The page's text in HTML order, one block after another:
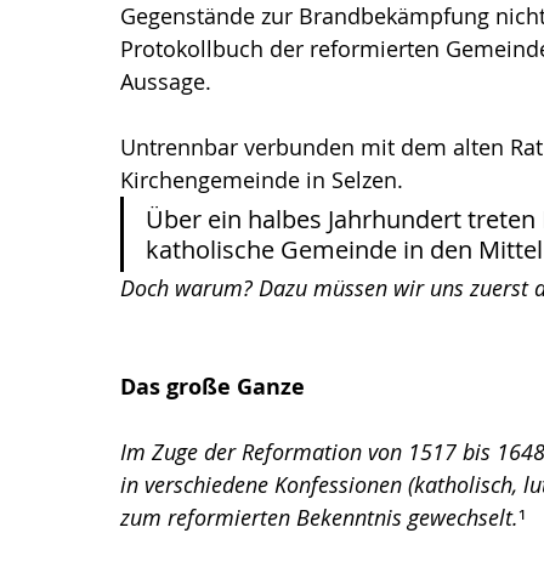
Gegenstände zur Brandbekämpfung
Protokollbuch der reformierten
Aussage.
Untrennbar verbunden mit dem alten
Kirchengemeinde in Selzen.
Über ein halbes Jahrhundert
katholische Gemeinde in den
Doch warum? Dazu müssen wir uns zuerst
Das große Ganze
Im Zuge der Reformation von 1517 bis
in verschiedene Konfessionen (katholisch,
zum reformierten Bekenntnis gewechselt.¹